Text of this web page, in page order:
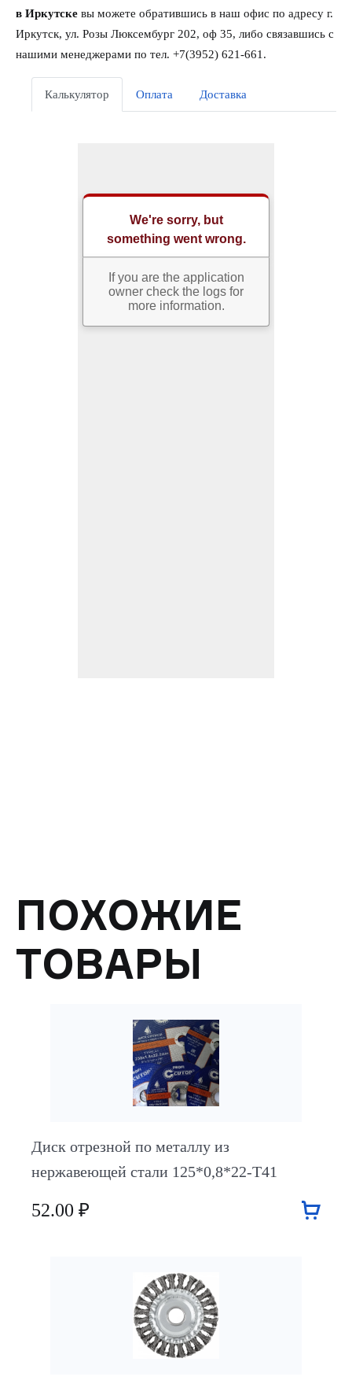
в Иркутске вы можете обратившись в наш офис по адресу г.
Иркутск, ул. Розы Люксембург 202, оф 35, либо связавшись с
нашими менеджерами по тел. +7(3952) 621-661.
Калькулятор Оплата Доставка
ПОХОЖИЕ
ТОВАРЫ
Диск отрезной по металлу из
нержавеющей стали 125*0,8*22-Т41
52.00 ₽